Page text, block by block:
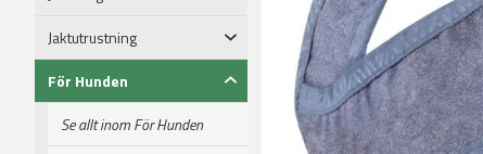
Jaktutrustning
För Hunden
Se allt inom För Hunden